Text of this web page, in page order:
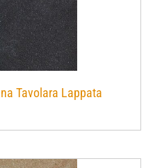
Tavolara Lappata